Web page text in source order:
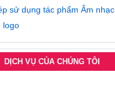
sử dụng tác phẩm Âm nhạc
logo
DỊCH VỤ CỦA CHÚNG TÔI